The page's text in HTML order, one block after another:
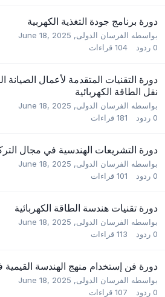
دورة برنامج جودة التغذية الكهربية
بواسطه الفرسان الدولى,
June 18, 2025
0 ردود 104 قراءات
دورة التقنيات المتقدمة لأعمال
نقل الطاقة الكهربائية
بواسطه الفرسان الدولى,
June 18, 2025
0 ردود 181 قراءات
دورة التشريعات الهندسية في مجال
بواسطه الفرسان الدولى,
June 18, 2025
0 ردود 101 قراءات
دورة تقنيات هندسة الطاقة الكهربائية
بواسطه الفرسان الدولى,
June 18, 2025
0 ردود 113 قراءات
دورة فن إستخدام منهج الهندسة القيمية
بواسطه الفرسان الدولى,
June 18, 2025
0 ردود 107 قراءات